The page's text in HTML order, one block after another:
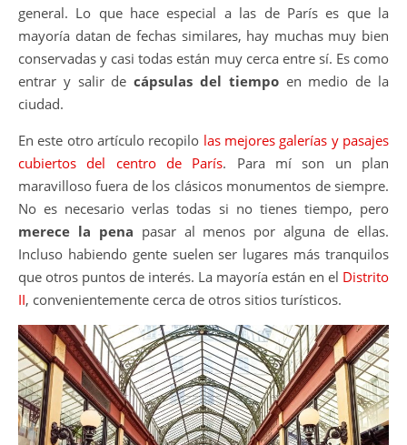
general. Lo que hace especial a las de París es que la
mayoría datan de fechas similares, hay muchas muy bien
conservadas y casi todas están muy cerca entre sí. Es como
entrar y salir decápsulas del tiempoen medio de la
ciudad.
En este otro artículo recopilo las mejores galerías y pasajes
cubiertos del centro de París. Para mí son un plan
maravilloso fuera de los clásicos monumentos de siempre.
No es necesario verlas todas si no tienes tiempo, pero
merece la pena pasar al menos por alguna de ellas.
Incluso habiendo gente suelen ser lugares más tranquilos
que otros puntos de interés. La mayoría están en el Distrito
II, convenientemente cerca de otros sitios turísticos.